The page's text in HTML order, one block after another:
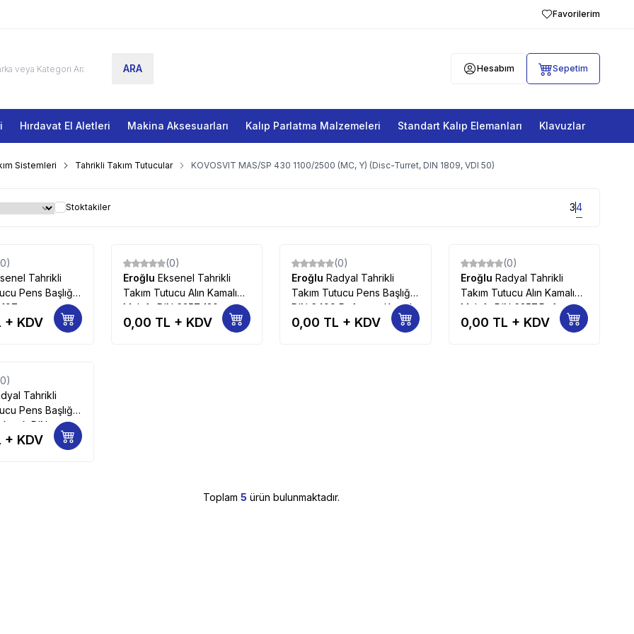
Favorilerim
ARA Hesabım Sepetim
Hırdavat El Aletleri Makina Aksesuarları Kalıp Parlatma Malzemeleri Standart Kalıp Elemanları Klavuzlar
Sistemleri Tahrikli Takım Tutucular KOVOSVIT MAS/SP 430 1100/2500 (MC, Y) (Disc-Turret, DIN 1809, VDI 50)
Stoktakiler 34
Tahrikli
Pens Başlığı
+ KDV
(0)
Eroğlu Eksenel Tahrikli
Takım Tutucu Alın Kamalı
Malafa DIN 6357 120
0,00 TL + KDV
(0)
Eroğlu Radyal Tahrikli
Takım Tutucu Pens Başlığı
DIN 6499,Referans Kamalı
75
0,00 TL + KDV
(0)
Eroğlu Radyal Tahrikli
Takım Tutucu Alın Kamalı
Malafa DIN 6357,Referans
Kamalı 70
0,00 TL + KDV
Tahrikli
Pens Başlığı
DIN
Kamalı 72
+ KDV
Toplam 5 ürün bulunmaktadır.